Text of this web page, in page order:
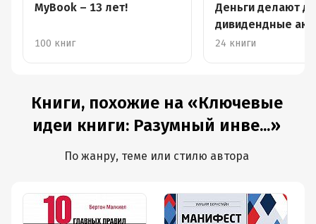
MyBook – 13 лет!
100 книг
Деньги делают
дивидендные
24 книги
Книги, похожие на «Ключевые
идеи книги: Разумный инве...»
По жанру, теме или стилю автора